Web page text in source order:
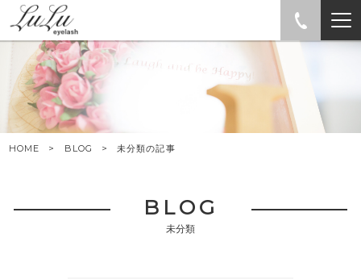
BLOG
未分類
HOME BLOG 未分類の記事